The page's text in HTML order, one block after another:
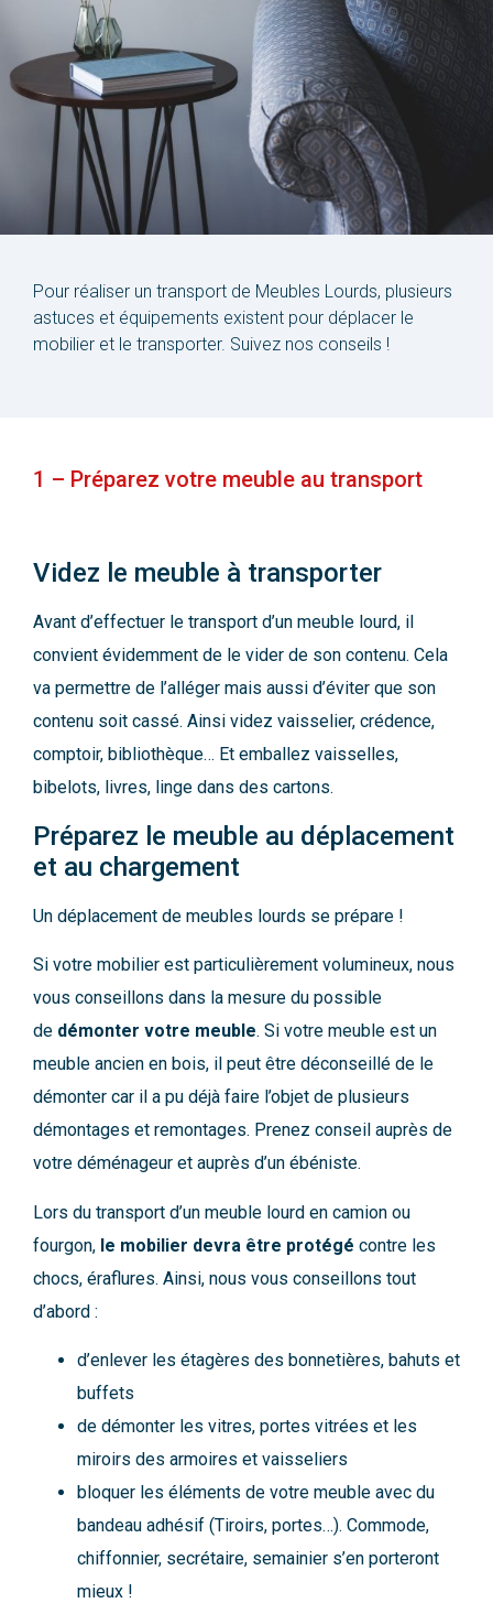
Pour réaliser un transport de Meubles Lourds, plusieurs
astuces et équipements existent pour déplacer le
mobilier et le transporter. Suivez nos conseils !
1 – Préparez votre meuble au transport
Videz le meuble à transporter
Avant d’effectuer le transport d’un meuble lourd, il
convient évidemment de le vider de son contenu. Cela
va permettre de l’alléger mais aussi d’éviter que son
contenu soit cassé. Ainsi videz vaisselier, crédence,
comptoir, bibliothèque… Et emballez vaisselles,
bibelots, livres, linge dans des cartons.
Préparez le meuble au déplacement
et au chargement
Un déplacement de meubles lourds se prépare !
Si votre mobilier est particulièrement volumineux, nous
vous conseillons dans la mesure du possible
de démonter votre meuble. Si votre meuble est un
meuble ancien en bois, il peut être déconseillé de le
démonter car il a pu déjà faire l’objet de plusieurs
démontages et remontages. Prenez conseil auprès de
votre déménageur et auprès d’un ébéniste.
Lors du transport d’un meuble lourd en camion ou
fourgon, le mobilier devra être protégé contre les
chocs, éraflures. Ainsi, nous vous conseillons tout
d’abord :
d’enlever les étagères des bonnetières, bahuts et
buffets
de démonter les vitres, portes vitrées et les
miroirs des armoires et vaisseliers
bloquer les éléments de votre meuble avec du
bandeau adhésif (Tiroirs, portes…). Commode,
chiffonnier, secrétaire, semainier s’en porteront
mieux !